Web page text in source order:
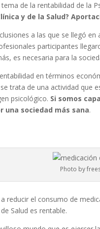
de la rentabilidad de la
y de la Salud?
a las que se llegó
participantes
es necesaria para la
en términos
trata de una actividad que
psicológico. Si somos
una sociedad más sana.
Photo by
reducir el consumo de
Salud es rentable.